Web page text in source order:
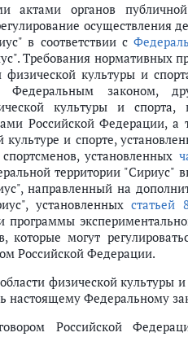
Паралимпийский комитет
органом публичной
мероприятий или
соревнований
команды Российской
актами органов
осуществления
в соответствии с
Требования нормативных
физической культуры и
Федеральным законом,
культуры и
Российской Федерации, а
культуре и спорте,
установленных
территории "Сириус"
направленный на
установленных статьей
которые могут
Российской Федерации.
физической
настоящему Федеральному
Российской